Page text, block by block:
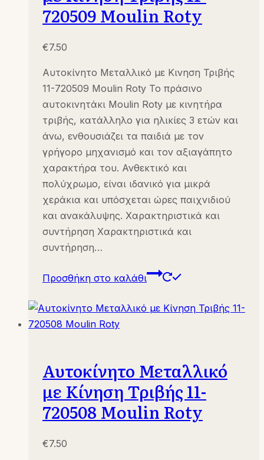
720509 Moulin Roty
€7.50
Αυτοκίνητο Μεταλλικό με Κινηση Τριβής
11-720509 Moulin Roty Το πράσινο
αυτοκινητάκι Moulin Roty με κινητήρα
τριβής, κατάλληλο για ηλικίες 3 ετών και
άνω, ενθουσιάζει τα παιδιά με τον
γρήγορο μηχανισμό και τον αξιαγάπητο
χαρακτήρα του. Ανθεκτικό και
πολύχρωμο, είναι ιδανικό για μικρά
χεράκια και υπόσχεται ώρες παιχνιδιού
και ανακάλυψης. Χαρακτηριστικά και
συντήρηση Χαρακτηριστικά και
συντήρηση…
Προσθήκη στο καλάθι
Αυτοκίνητο Μεταλλικό
με Κίνηση Τριβής 11-
720508 Moulin Roty
€7.50